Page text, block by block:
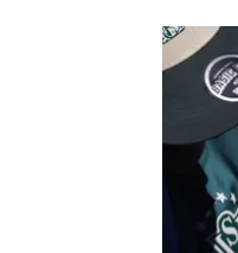
Apuesta del día
Apuestas Mundial